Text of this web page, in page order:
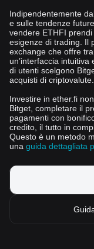
Indipendentemente
e sulle tendenze
vendere ETHFI
esigenze di trading. Il
exchange che offre
un’interfaccia
di utenti scelgono
acquisti di criptovalute.
Investire in ether.fi
Bitget, completare il
pagamenti con
credito, il tutto in
Questo è un metodo
una guida dettagliata